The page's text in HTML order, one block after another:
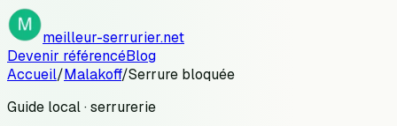
meilleur-serrurier.net
Devenir référencéBlog
Accueil/Malakoff/Serrure bloquée
Guide local · serrurerie